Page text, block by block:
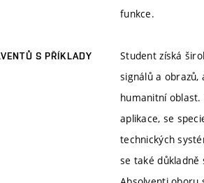
funkce.
S PŘÍKLADY
Student získá
signálů a
humanitní oblast.
aplikace, se
technických
se také důkladně